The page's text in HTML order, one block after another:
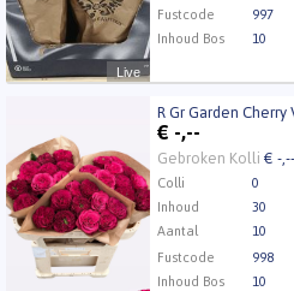
Live
Fustcode
997
Inhoud Bos
10
Kweker
Wans
R Gr Garden
€ -,--
Gebroken Kolli € -,--
Colli 0
Inhoud
30
Aantal
10
Fustcode
998
Inhoud Bos
10
R Gr Garden Cherry Velvet
Eerst Inloggen a.u.b. Klik